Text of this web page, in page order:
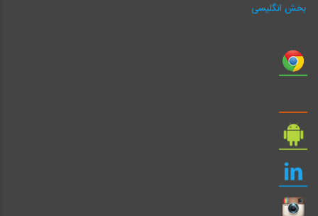
بخش انگلیسی